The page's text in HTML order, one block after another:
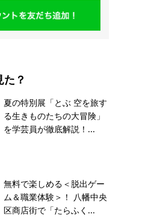
？
夏の特別展「とぶ 空を旅す
る生きものたちの大冒険」
を学芸員が徹底解説！...
無料で楽しめる＜脱出ゲー
ム＆職業体験＞！ 八幡中央
区商店街で「たらふく...